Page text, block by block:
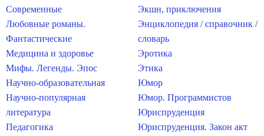
Современные
Любовные романы.
Фантастические
Медицина и здоровье
Мифы. Легенды. Эпос
Научно-образовательная
Научно-популярная
литература
Педагогика
Экшн, приключения
Энциклопедия / справочник /
словарь
Эротика
Этика
Юмор
Юмор. Программистов
Юриспруденция
Юриспруденция. Закон акт